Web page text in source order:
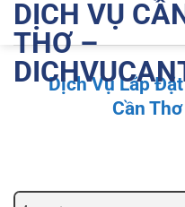
qua
dung
DỊCH VỤ
THƠ –
Dịch Vụ Lắp
Cần